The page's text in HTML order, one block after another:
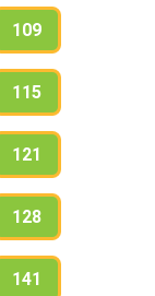
109
115
121
128
141